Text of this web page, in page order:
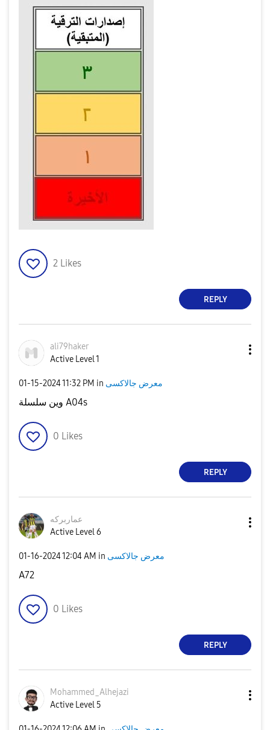
2 Likes
REPLY
ali79haker
Active Level 1
‎01-15-202411:32 PM in معرض جالاكسى
وين سلسلة A04s
0 Likes
REPLY
عماربركه
Active Level 6
‎01-16-202412:04 AM in معرض جالاكسى
A72
0 Likes
REPLY
Mohammed_Alhejazi
Active Level 5